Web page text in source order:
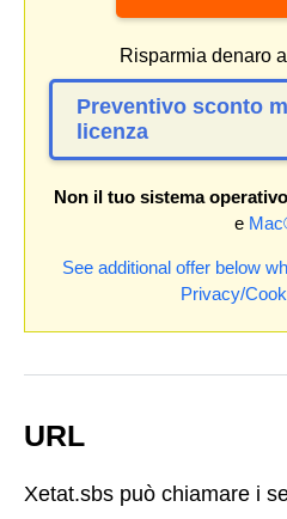
Risparmia denaro
Preventivo sconto
licenza
Non il tuo sistema
e
See additional offer below
Privacy/
URL
Xetat.sbs può chiamare i